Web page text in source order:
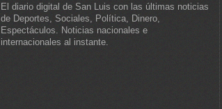
El diario digital de San Luis con las últimas noticias
de Deportes, Sociales, Política, Dinero,
Espectáculos. Noticias nacionales e
internacionales al instante.